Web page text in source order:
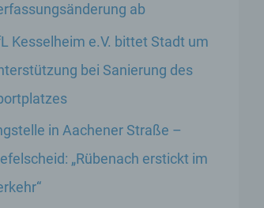
ab
Kesselheim e.V. bittet Stadt um
bei Sanierung des
in Aachener Straße –
„Rübenach erstickt im